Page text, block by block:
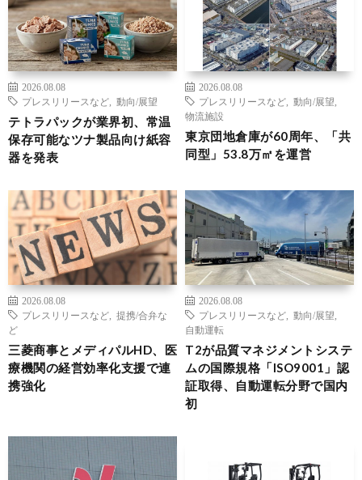
2026.08.08
プレスリリースなど
動向/展望
テトラパックが業界初、常温
保存可能なツナ製品向け紙容
器を発表
2026.08.08
プレスリリースなど
動向/展望
物流施設
東京団地倉庫が60周年、「共
同型」53.8万㎡を運営
2026.08.08
プレスリリースなど
提携/合弁な
ど
三菱商事とメディパルHD、医
療機関の経営効率化支援で連
携強化
2026.08.08
プレスリリースなど
動向/展望
自動運転
T2が品質マネジメントシステ
ムの国際規格「ISO9001」認
証取得、自動運転分野で国内
初